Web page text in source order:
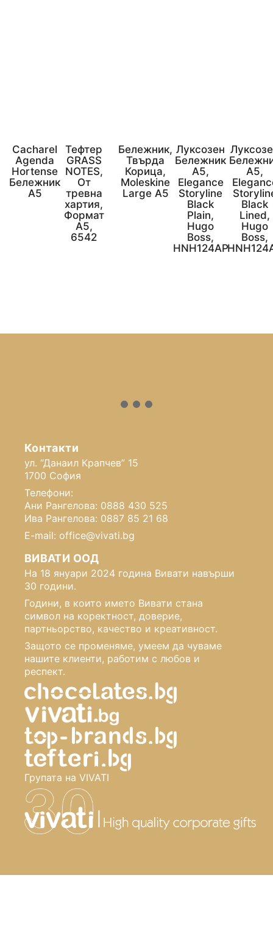
Cacharel
Agenda
Hortense
Бележник
А5
Тефтер
GRASS
NOTES,
От
тревна
хартия,
Формат
А5,
6542
Бележник,
Твърда
Корица,
Moleskine
Large A5
Луксозен
Бележник
А5,
Elegance
Storyline
Black
Plain,
Hugo
Boss,
HNH124AP
А5,
Black
Lined,
Hugo
Boss,
Контакти
ул. “Данаил Крапчев” 15
1700 София
Телефони:
Ани Рангелова: 0888 430 525
Ива Рангелова: 0887 85 21 68
E-mail: office@vivati.bg
ВИВАТИ ООД
На 18 януари 2024 година Вивати навърши
30 години.
Години, в които името Вивати стана
символ на коректност, доверие,
партньорство, качество и креативност.
Защото се променяме, умеем да чуваме
нашите клиенти, работим с любов и
респект.
Групата на VIVATI